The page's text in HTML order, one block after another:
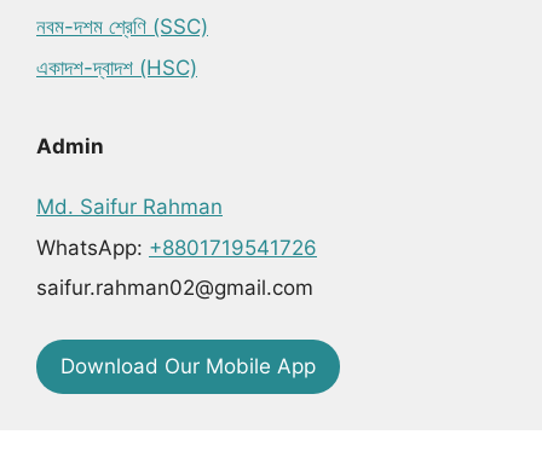
নবম-দশম শ্রেণি (SSC)
একাদশ-দ্বাদশ (HSC)
Admin
Md. Saifur Rahman
WhatsApp: +8801719541726
saifur.rahman02@gmail.com
Download Our Mobile App